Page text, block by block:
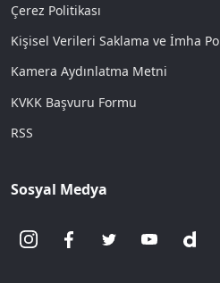
Çerez Politikası
Kişisel Verileri Saklama ve İmha
Kamera Aydınlatma Metni
KVKK Başvuru Formu
RSS
Sosyal Medya